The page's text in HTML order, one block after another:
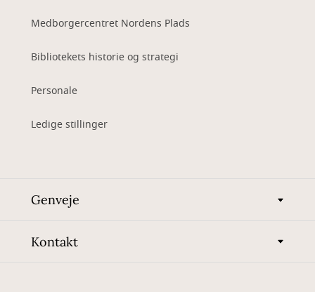
Medborgercentret Nordens Plads
Bibliotekets historie og strategi
Personale
Ledige stillinger
Genveje
Kontakt